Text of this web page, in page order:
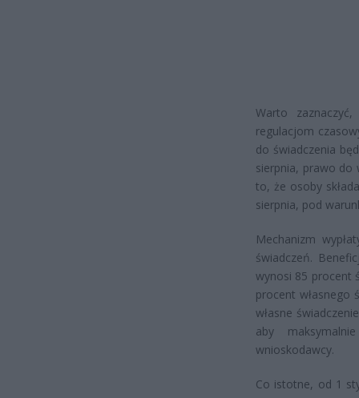
Warto
regulacjom
do świadczenia
sierpnia, prawo do
to, że osoby
sierpnia, pod
Mechanizm
świadczeń.
wynosi 85 procent
procent własnego
własne
aby
wnioskodawcy.
Co istotne, od 1